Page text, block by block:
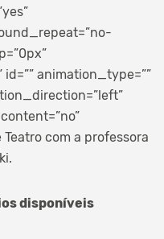
animation_type=””
Teatro com a professora
disponíveis